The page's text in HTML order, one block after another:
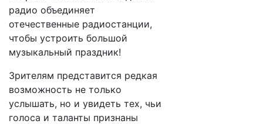
радио объединяет
отечественные радиостанции,
чтобы устроить большой
музыкальный праздник!
Зрителям представится редкая
возможность не только
услышать, но и увидеть тех, чьи
голоса и таланты признаны